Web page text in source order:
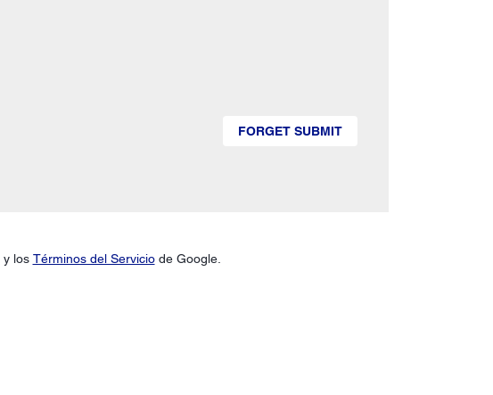
FORGET SUBMIT
y los Términos del Serviciode Google.